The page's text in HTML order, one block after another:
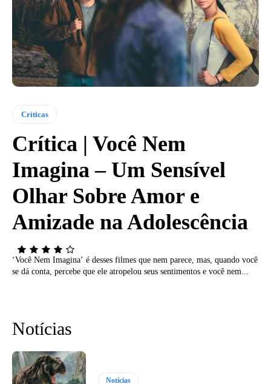
Críticas
Crítica | Você Nem
Imagina – Um Sensível
Olhar Sobre Amor e
Amizade na Adolescência
‘Você Nem Imagina’ é desses filmes que nem parece, mas, quando você
se dá conta, percebe que ele atropelou seus sentimentos e você nem...
Notícias
Notícias